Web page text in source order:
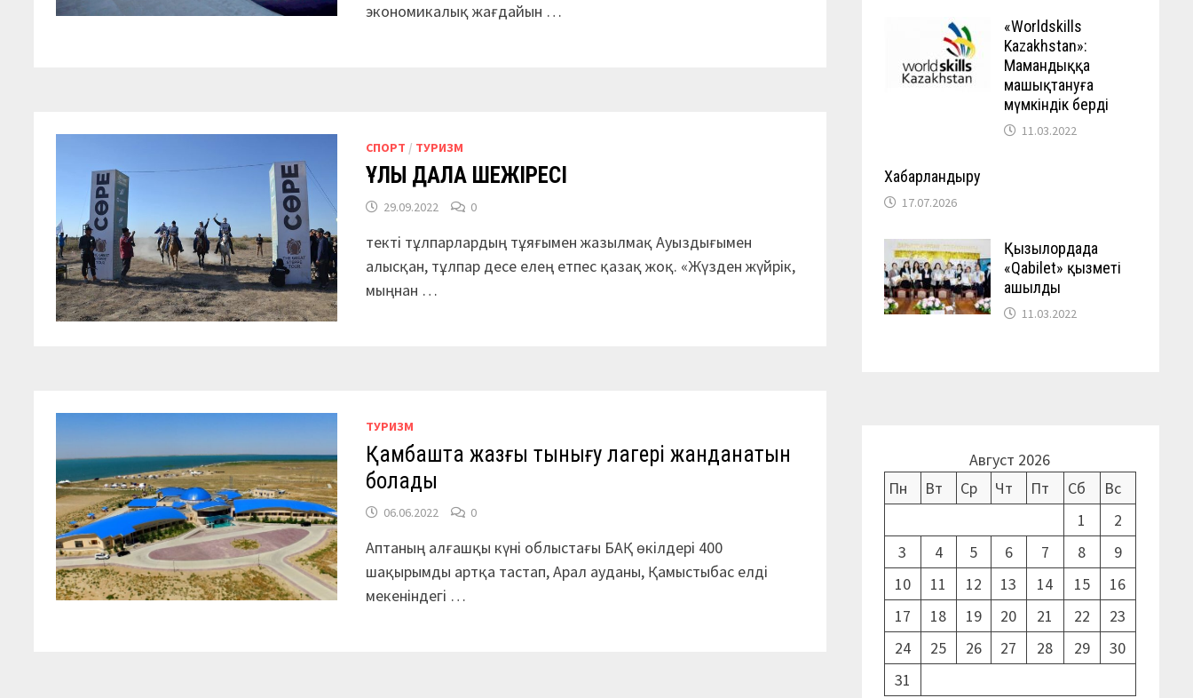
эко­номикалық жағдайын …
СПОРТ / ТУРИЗМ
ҰЛЫ ДАЛА ШЕЖІРЕСІ
29.09.2022 0
текті тұлпарлардың тұяғымен жазылмақ Ауыздығымен
алысқан, тұлпар десе елең етпес қазақ жоқ. «Жүзден жүйрік,
мыңнан …
ТУРИЗМ
Қамбашта жазғы тынығу лагері жанданатын
болады
06.06.2022 0
Аптаның алғашқы күні облыстағы БАҚ өкілдері 400
шақырымды артқа тастап, Арал ауданы, Қамыстыбас елді
мекеніндегі …
«Worldskills
Kazakhstan»:
Мамандыққа
машықтануға
мүмкіндік берді
11.03.2022
Хабарландыру
17.07.2026
Қызылордада
«Qabilet» қызметі
ашылды
11.03.2022
Август 2026
Пн
Вт Ср Чт Пт Сб
Вс
1
2
3
4 5 6 7 8
9
10
11 12 13 14 15
16
17
18 19 20 21 22
23
24
25 26 27 28 29
30
31